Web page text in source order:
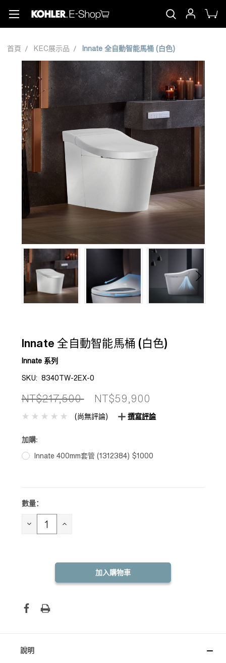
首頁 KEC展示品 Innate 全自動智能馬桶 (白色)
Innate 全自動智能馬桶 (白色)
Innate 系列
SKU: 8340TW-2EX-0
NT$217,500 NT$59,900
(尚無評論) 撰寫評論
加購:
Innate 400mm套管 (1312384) $1000
目前
存：
數量：
減 增
說明